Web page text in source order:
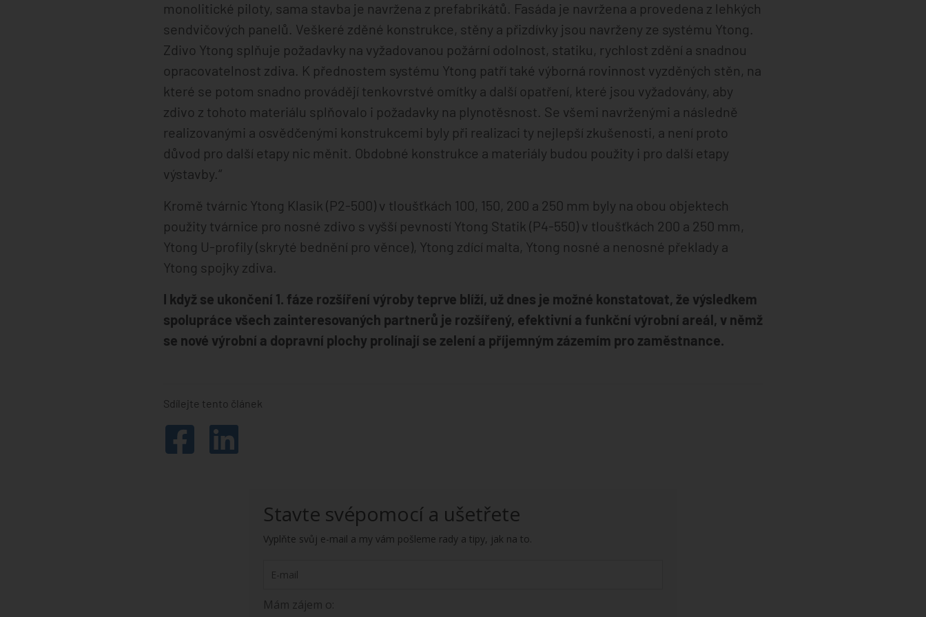
monolitické piloty, sama stavba je navržena z prefabrikátů. Fasáda je navržena a provedena z lehkých
sendvičových panelů. Veškeré zděné konstrukce, stěny a přizdívky jsou navrženy ze systému Ytong.
Zdivo Ytong splňuje požadavky na vyžadovanou požární odolnost, statiku, rychlost zdění a snadnou
opracovatelnost zdiva. K přednostem systému Ytong patří také výborná rovinnost vyzděných stěn, na
které se potom snadno provádějí tenkovrstvé omítky a další opatření, které jsou vyžadovány, aby
zdivo z tohoto materiálu splňovalo i požadavky na plynotěsnost. Se všemi navrženými a následně
realizovanými a osvědčenými konstrukcemi byly při realizaci ty nejlepší zkušenosti, a není proto
důvod pro další etapy nic měnit. Obdobné konstrukce a materiály budou použity i pro další etapy
výstavby.“
Kromě tvárnic Ytong Klasik (P2-500) v tloušťkách 100, 150, 200 a 250 mm byly na obou objektech
použity tvárnice pro nosné zdivo s vyšší pevností Ytong Statik (P4-550) v tloušťkách 200 a 250 mm,
Ytong U-profily (skryté bednění pro věnce), Ytong zdící malta, Ytong nosné a nenosné překlady a
Ytong spojky zdiva.
I když se ukončení 1. fáze rozšíření výroby teprve blíží, už dnes je možné konstatovat, že výsledkem
spolupráce všech zainteresovaných partnerů je rozšířený, efektivní a funkční výrobní areál, v němž
se nové výrobní a dopravní plochy prolínají se zelení a příjemným zázemím pro zaměstnance.
Sdílejte tento článek
Stavte svépomocí a ušetřete
Vyplňte svůj e-mail a my vám pošleme rady a tipy, jak na to.
Mám zájem o: